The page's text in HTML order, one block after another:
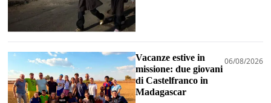
Vacanze estive in
missione: due giovani
di Castelfranco in
Madagascar
06/08/2026